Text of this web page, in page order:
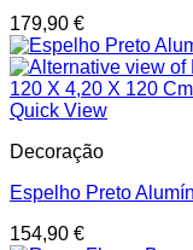
179,90 €
Quick View
Decoração
Espelho Preto
154,90 €